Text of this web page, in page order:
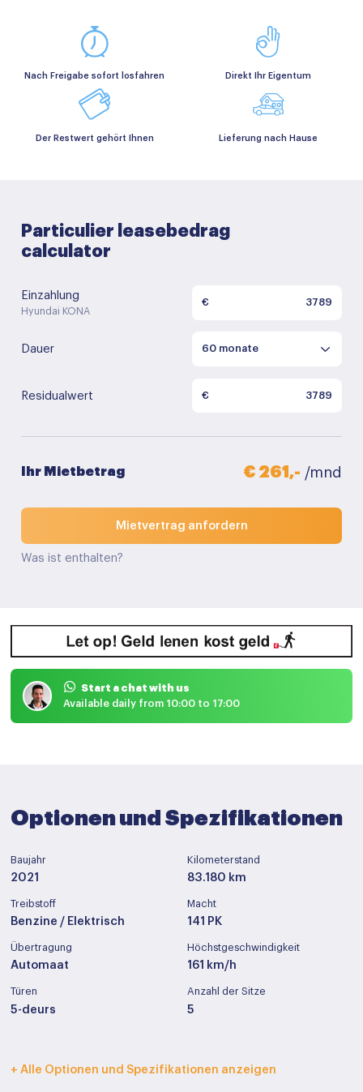
Nach Freigabe sofort losfahren Direkt Ihr Eigentum
Der Restwert gehört Ihnen Lieferung nach Hause
Particulier leasebedrag
calculator
Einzahlung
Hyundai KONA
€
Dauer
Residualwert €
Ihr Mietbetrag € 261,- /mnd
Mietvertrag anfordern
Was ist enthalten?
Start a chat with us
Available daily from 10:00 to 17:00
Optionen und Spezifikationen
Baujahr
2021
Kilometerstand
83.180 km
Treibstoff
Benzine / Elektrisch
Macht
141 PK
Übertragung
Automaat
Höchstgeschwindigkeit
161 km/h
Türen
5-deurs
Anzahl der Sitze
5
Innenfarbe Polstermöbel
+ Alle Optionen und Spezifikationen anzeigen